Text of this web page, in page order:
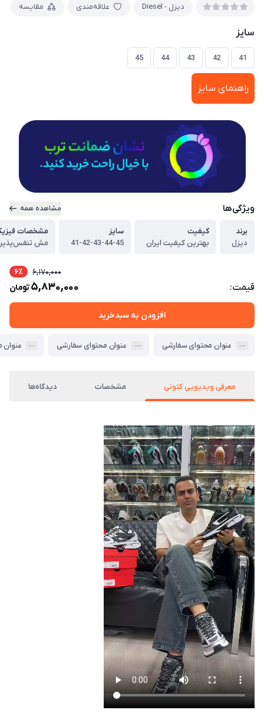
دیزل - Diesel علاقه‌مندی مقایسه
سایز
41
42
43
44
45
راهنمای سایز
ویژگی‌ها مشاهده همه
برند
دیزل
کیفیت
بهترین کیفیت ایران
سایز
41-42-43-44-45
مشخصات
مش تنفس‌پذیر
قیمت:
6,170,000 6٪
5,830,000تومان
افزودن به سبدخرید
عنوان محتوای سفارشی عنوان محتوای سفارشی عنوان
معرفی ویدیویی کتونی مشخصات دیدگاه‌ها